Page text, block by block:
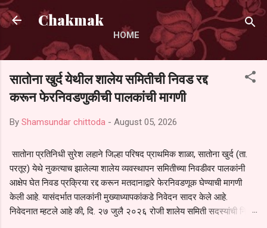
Skip to main content
Chakmak
HOME
सातोना खुर्द येथील शालेय समितीची निवड रद्द
करून फेरनिवडणुकीची पालकांची मागणी
By Shamsundar chittoda - August 05, 2026
सातोना प्रतिनिधी सुरेश लहाने जिल्हा परिषद प्राथमिक शाळा, सातोना खुर्द (ता.
परतूर) येथे नुकत्याच झालेल्या शालेय व्यवस्थापन समितीच्या निवडीवर पालकांनी
आक्षेप घेत निवड प्रक्रिया रद्द करून मतदानाद्वारे फेरनिवडणूक घेण्याची मागणी
केली आहे. यासंदर्भात पालकांनी मुख्याध्यापकांकडे निवेदन सादर केले आहे.
निवेदनात म्हटले आहे की, दि. २७ जुलै २०२६ रोजी शालेय समिती सदस्यांची निवड